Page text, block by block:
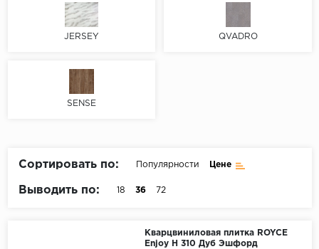
EcoClick
JERSEY QVADRO
SENSE
Сортировать по: Популярности Цене
Выводить по: 18 36 72
Кварцвиниловая плитка ROYCE
Enjoy Н 310 Дуб Эшфорд